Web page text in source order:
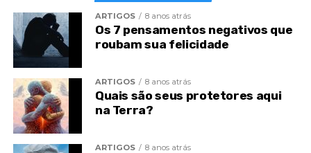
Por que a obsessão é maior no período
da noite?
Share
Share
ARTIGOS 8 anos atrás
Os 7 pensamentos negativos que
roubam sua felicidade
ARTIGOS 8 anos atrás
Quais são seus protetores aqui
na Terra?
ARTIGOS 8 anos atrás